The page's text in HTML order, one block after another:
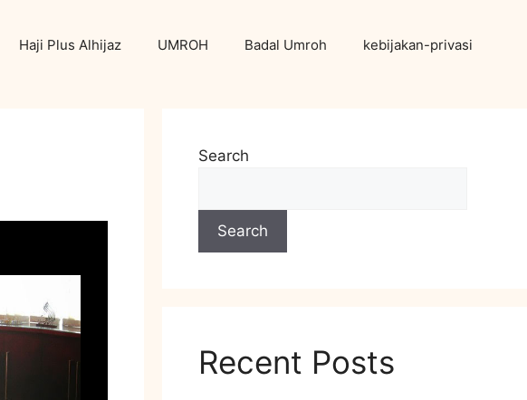
Haji Plus Alhijaz UMROH Badal Umroh kebijakan-privasi
Search
Search
Recent Posts